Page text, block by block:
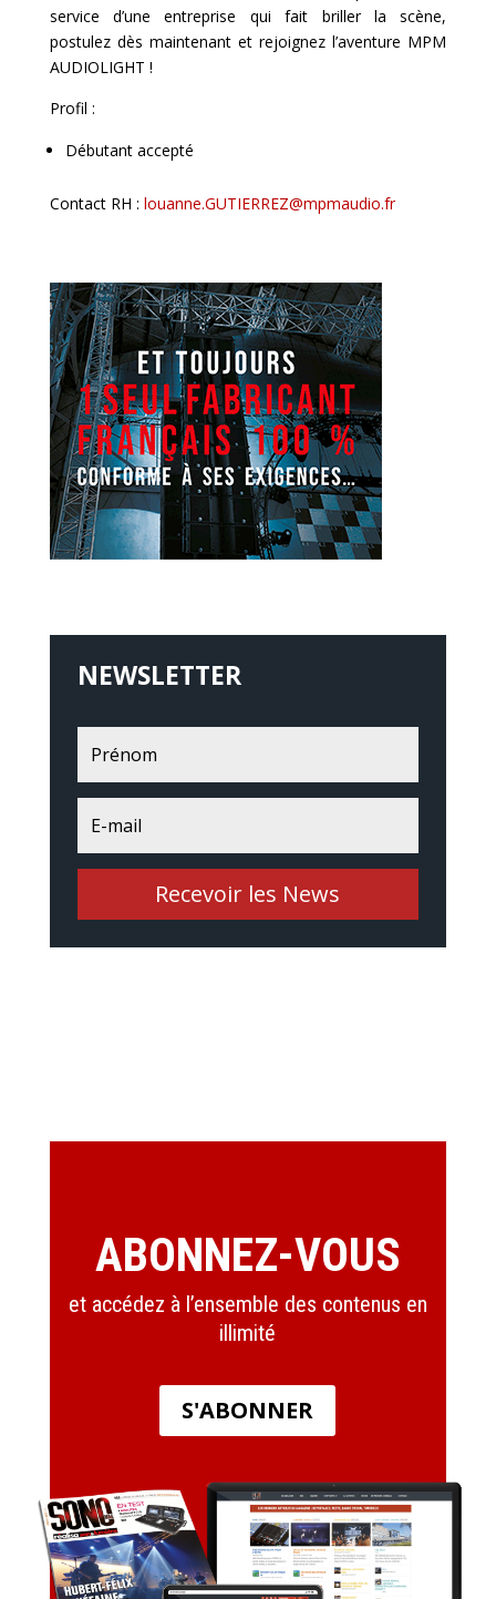
service d’une entreprise qui fait briller la scène,
postulez dès maintenant et rejoignez l’aventure MPM
AUDIOLIGHT !
Profil :
Débutant accepté
Contact RH : louanne.GUTIERREZ@mpmaudio.fr
NEWSLETTER
Recevoir les News
ABONNEZ-VOUS
et accédez à l’ensemble des contenus en
illimité
S'ABONNER